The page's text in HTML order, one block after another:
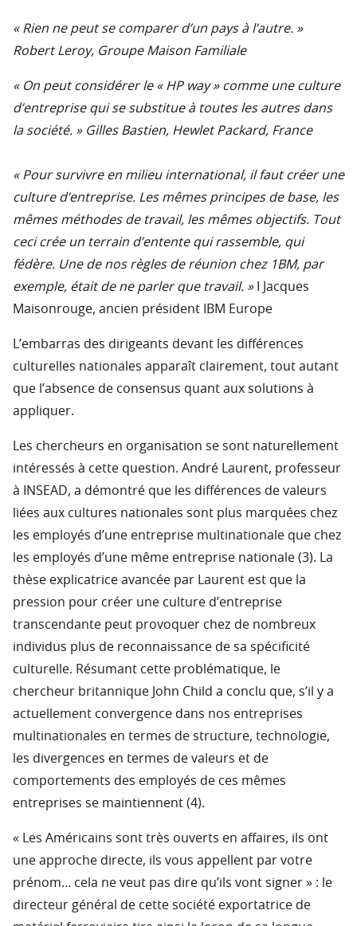
« Rien ne peut se comparer d’un pays à l’autre. »
Robert Leroy, Groupe Maison Familiale
« On peut considérer le « HP way » comme une culture
d’entreprise qui se substitue à toutes les autres dans
la société. » Gilles Bastien, Hewlet Packard, France
« Pour survivre en milieu international, il faut créer une
culture d’entreprise. Les mêmes principes de base, les
mêmes méthodes de travail, les mêmes objectifs. Tout
ceci crée un terrain d’entente qui rassemble, qui
fédère. Une de nos règles de réunion chez 1BM, par
exemple, était de ne parler que travail. »I Jacques
Maisonrouge, ancien président IBM Europe
L’embarras des dirigeants devant les différences
culturelles nationales apparaît clairement, tout autant
que l’absence de consensus quant aux solutions à
appliquer.
Les chercheurs en organisation se sont naturellement
intéressés à cette question. André Laurent, professeur
à INSEAD, a démontré que les différences de valeurs
liées aux cultures nationales sont plus marquées chez
les employés d’une entreprise multinationale que chez
les employés d’une même entreprise nationale (3). La
thèse explicatrice avancée par Laurent est que la
pression pour créer une culture d’entreprise
transcendante peut provoquer chez de nombreux
individus plus de reconnaissance de sa spécificité
culturelle. Résumant cette problématique, le
chercheur britannique John Child a conclu que, s’il y a
actuellement convergence dans nos entreprises
multinationales en termes de structure, technologie,
les divergences en termes de valeurs et de
comportements des employés de ces mêmes
entreprises se maintiennent (4).
« Les Américains sont très ouverts en affaires, ils ont
une approche directe, ils vous appellent par votre
prénom… cela ne veut pas dire qu’ils vont signer » : le
directeur général de cette société exportatrice de